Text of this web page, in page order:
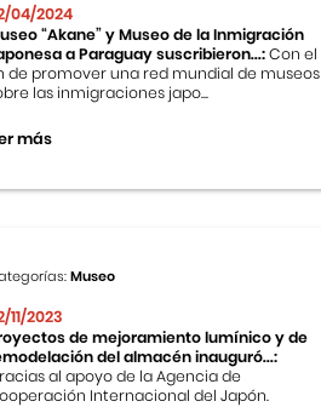
04/2024
“Akane” y Museo de la Inmigración
a Paraguay suscribieron...:Con el
de promover una red mundial de museos
las inmigraciones japo...
más
Museo
11/2023
de mejoramiento lumínico y de
del almacén inauguró...:
al apoyo de la Agencia de
Internacional del Japón.